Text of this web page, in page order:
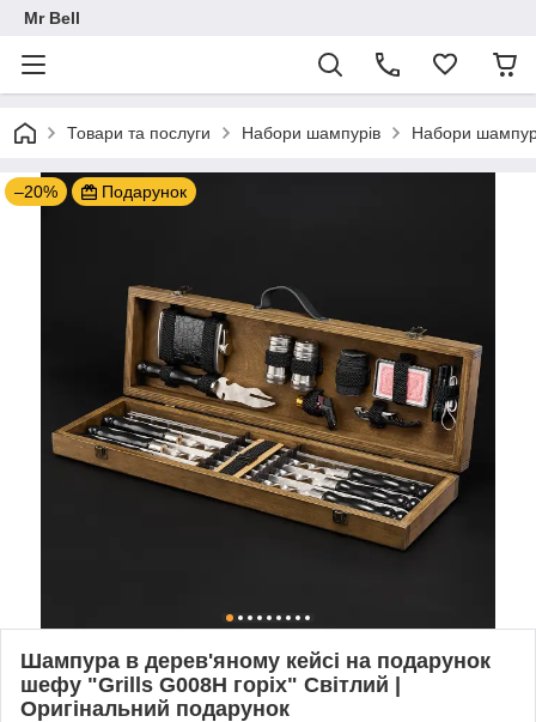
Mr Bell
Товари та послуги Набори шампурів Набори
–20% Подарунок
Шампура в дерев'яному кейсі на подарунок
шефу "Grills G008H горіх" Світлий |
Оригінальний подарунок